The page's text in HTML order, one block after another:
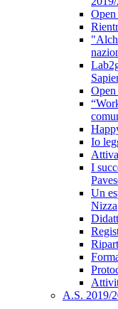
Open
Open
Io
I
Un
Nizza
A.S. 2019/